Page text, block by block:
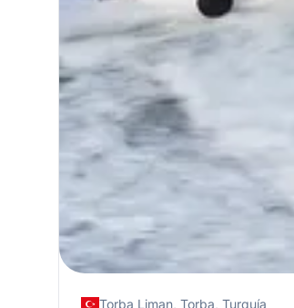
Torba Liman, Torba, Turquía